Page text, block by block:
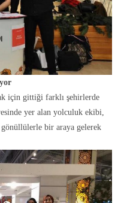
için gittiği farklı şehirlerde
yer alan yolculuk ekibi,
bir araya gelerek